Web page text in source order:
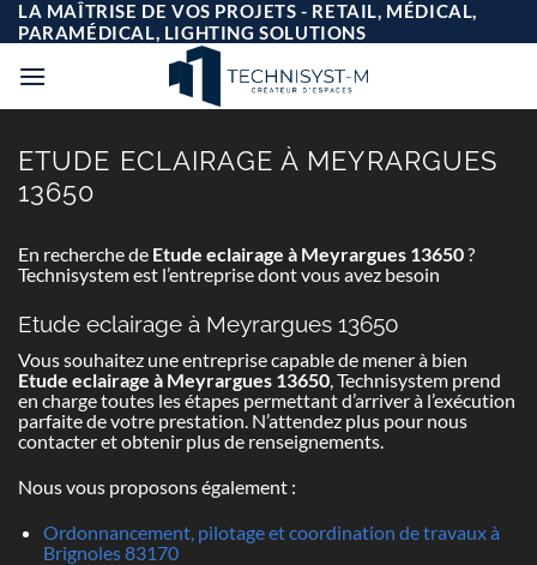
Passer
au
contenu
LA MAÎTRISE DE VOS PROJETS - RETAIL, MÉDICAL,
PARAMÉDICAL, LIGHTING SOLUTIONS
ETUDE ECLAIRAGE À MEYRARGUES
13650
En recherche de Etude eclairage à Meyrargues 13650?
Technisystem est l’entreprise dont vous avez besoin
Etude eclairage à Meyrargues 13650
Vous souhaitez une entreprise capable de mener à bien
Etude eclairage à Meyrargues 13650, Technisystem prend
en charge toutes les étapes permettant d’arriver à l’exécution
parfaite de votre prestation. N’attendez plus pour nous
contacter et obtenir plus de renseignements.
Nous vous proposons également :
Ordonnancement, pilotage et coordination de travaux à
Brignoles 83170